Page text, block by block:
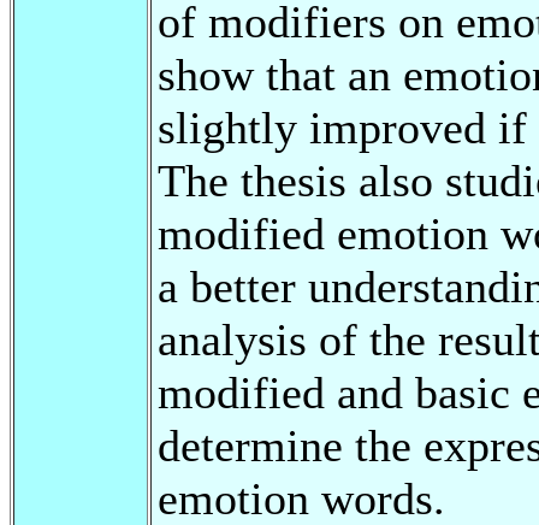
of modifiers on
show that an
slightly improved if
The thesis also
modified emotion
a better
analysis of the
modified and basic
determine the
emotion words.